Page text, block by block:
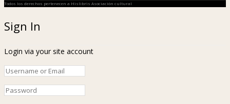
Todos los derechos pertenecen a Hislibris Asociación cultural
Sign In
Login via your site account